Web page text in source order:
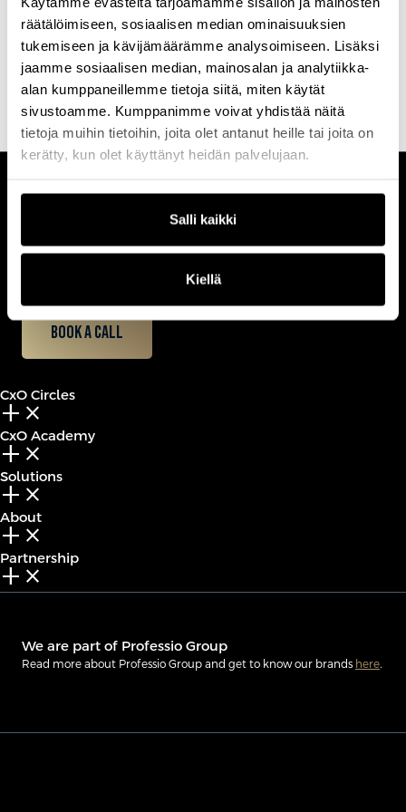
räätälöimiseen, sosiaalisen median ominaisuuksien
tukemiseen ja kävijämäärämme analysoimiseen. Lisäksi
jaamme sosiaalisen median, mainosalan ja analytiikka-
alan kumppaneillemme tietoja siitä, miten käytät
sivustoamme. Kumppanimme voivat yhdistää näitä
tietoja muihin tietoihin, joita olet antanut heille tai joita on
kerätty, kun olet käyttänyt heidän palvelujaan.
Salli kaikki
Kiellä
kokeilla, kun taustalla kulttuuri ja työpaikan arki tukevat
luottamusta ja yhdessä oppimista.
Keilaranta 1 A, 02150 Espoo
+358 (0)20 780 6220
Book a call
CxO Circles
add_2 close
CxO Academy
add_2 close
Solutions
add_2 close
About
add_2 close
Partnership
add_2 close
We are part of Professio Group
Read more about Professio Group and get to know our brands here.